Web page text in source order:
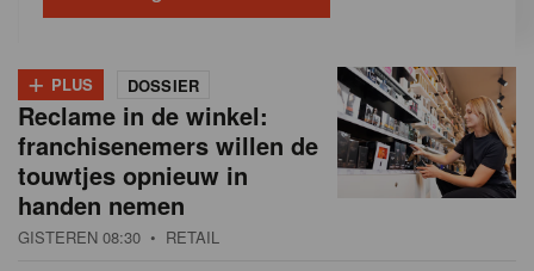
+ PLUS DOSSIER
Reclame in de winkel:
franchisenemers willen de
touwtjes opnieuw in
handen nemen
GISTEREN 08:30 • RETAIL